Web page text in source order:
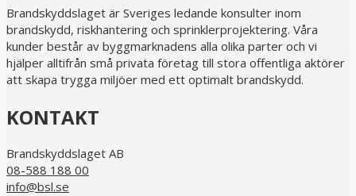
Brandskyddslaget är Sveriges ledande konsulter inom
brandskydd, riskhantering och sprinklerprojektering. Våra
kunder består av byggmarknadens alla olika parter och vi
hjälper alltifrån små privata företag till stora offentliga aktörer
att skapa trygga miljöer med ett optimalt brandskydd.
KONTAKT
Brandskyddslaget AB
08-588 188 00
info@bsl.se